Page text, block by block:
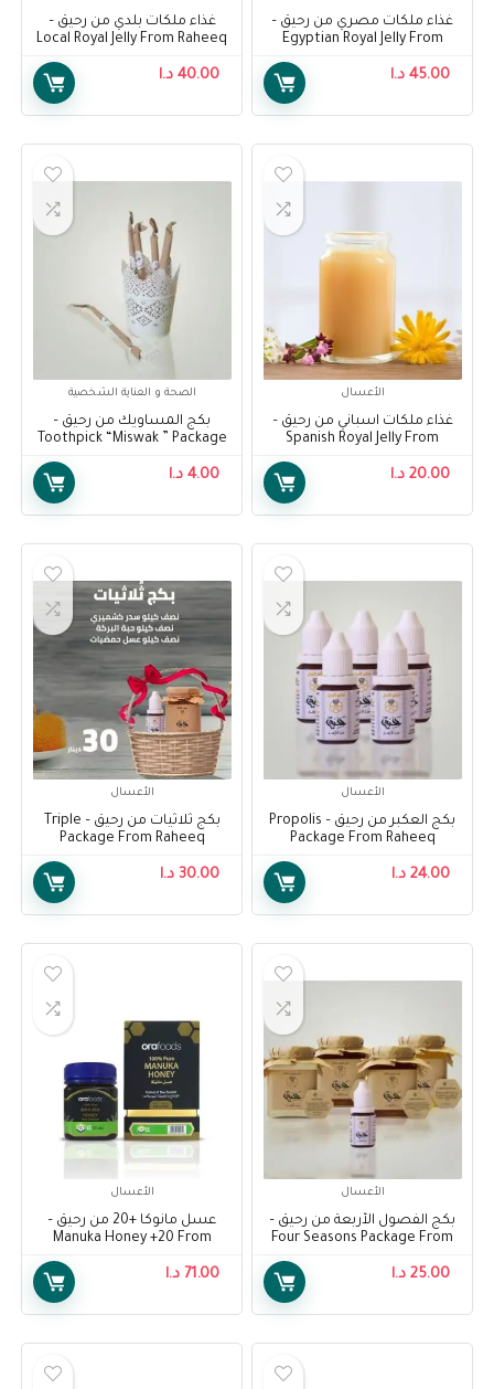
غذاء ملكات مصري من رحيق –
Egyptian Royal Jelly From
45.00 د.ا
غذاء ملكات بلدي من رحيق –
Local Royal Jelly From Raheeq
40.00 د.ا
الأعسال
غذاء ملكات اسباني من رحيق –
Spanish Royal Jelly From
20.00 د.ا
الصحة و العناية الشخصية
بكج المساويك من رحيق –
Toothpick “Miswak ” Package
4.00 د.ا
الأعسال
بكج العكبر من رحيق – Propolis
Package From Raheeq
24.00 د.ا
الأعسال
بكج ثلاثيات من رحيق – Triple
Package From Raheeq
30.00 د.ا
الأعسال
بكج الفصول الأربعة من رحيق –
Four Seasons Package From
25.00 د.ا
الأعسال
عسل مانوكا +20 من رحيق –
Manuka Honey +20 From
71.00 د.ا